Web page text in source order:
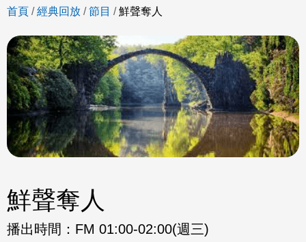
首頁 /經典回放 /節目 /鮮聲奪人
鮮聲奪人
播出時間： FM 01:00-02:00(週三)